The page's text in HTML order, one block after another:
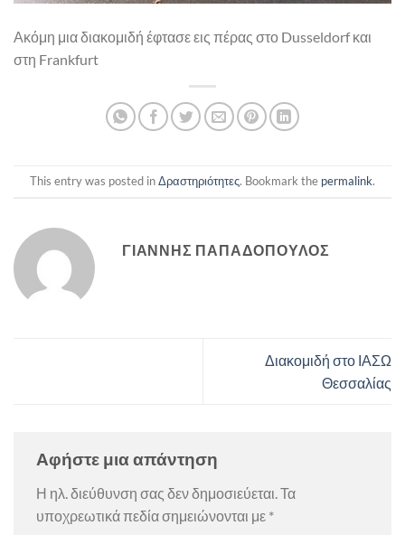
Ακόμη μια διακομιδή έφτασε εις πέρας στο Dusseldorf και
στη Frankfurt
This entry was posted inΔραστηριότητες. Bookmark the permalink.
ΓΙΆΝΝΗΣ ΠΑΠΑΔΌΠΟΥΛΟΣ
Διακομιδή στο ΙΑΣΩ
Θεσσαλίας
Αφήστε μια απάντηση
Η ηλ. διεύθυνση σας δεν δημοσιεύεται. Τα
υποχρεωτικά πεδία σημειώνονται με *